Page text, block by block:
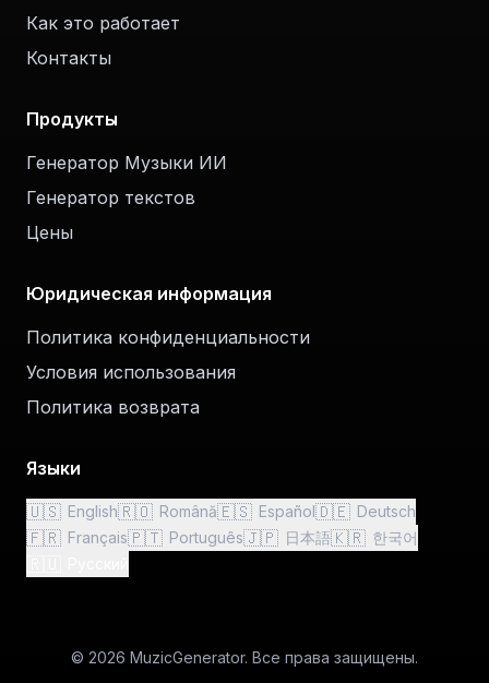
Как это работает
Контакты
Продукты
Генератор Музыки ИИ
Генератор текстов
Цены
Юридическая информация
Политика конфиденциальности
Условия использования
Политика возврата
Языки
🇺🇸 English🇷🇴 Română🇪🇸 Español🇩🇪 Deutsch
🇫🇷 Français🇵🇹 Português🇯🇵 日本語🇰🇷 한국어
© 2026 MuzicGenerator. Все права защищены.